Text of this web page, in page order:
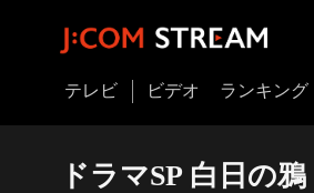
テレビ ビデオ ランキング
ドラマSP 白日の